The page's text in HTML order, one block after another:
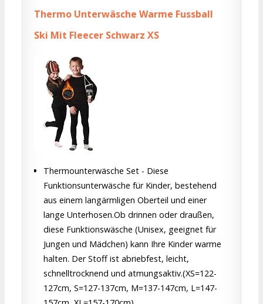
Thermo Unterwäsche Warme Fussball
Ski Mit Fleecer Schwarz XS
Thermounterwäsche Set - Diese
Funktionsunterwäsche für Kinder, bestehend
aus einem langärmligen Oberteil und einer
lange Unterhosen.Ob drinnen oder draußen,
diese Funktionswäsche (Unisex, geeignet für
Jungen und Mädchen) kann Ihre Kinder warme
halten. Der Stoff ist abriebfest, leicht,
schnelltrocknend und atmungsaktiv.(XS=122-
127cm, S=127-137cm, M=137-147cm, L=147-